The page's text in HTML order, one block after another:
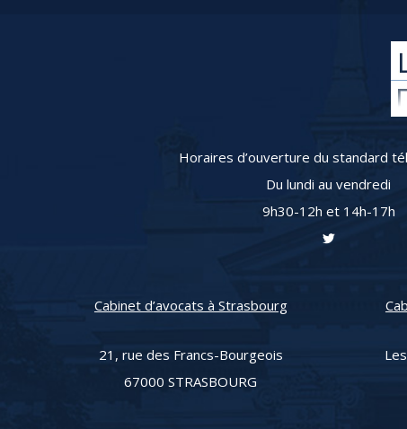
Horaires d’ouverture du standard
Du lundi au vendredi
9h30-12h et 14h-17h
Cabinet d’avocats à Strasbourg
21, rue des Francs-Bourgeois
67000 STRASBOURG